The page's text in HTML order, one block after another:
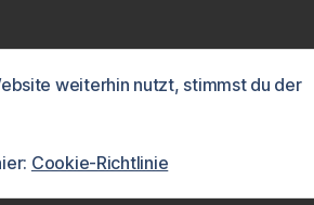
weiterhin nutzt, stimmst du der
Cookie-Richtlinie